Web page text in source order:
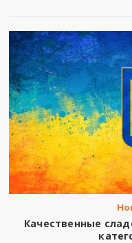
Качественные